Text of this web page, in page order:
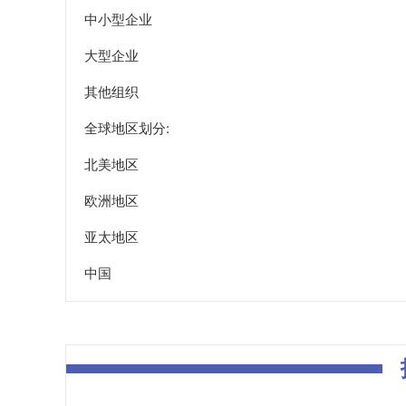
中小型企业
大型企业
其他组织
全球地区划分:
北美地区
欧洲地区
亚太地区
中国